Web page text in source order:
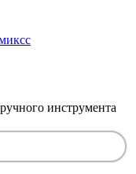
инструмента